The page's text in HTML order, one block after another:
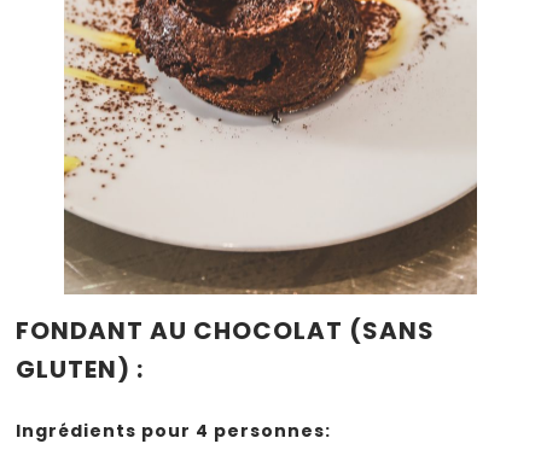
FONDANT AU CHOCOLAT (SANS
GLUTEN) :
Ingrédients pour 4 personnes: